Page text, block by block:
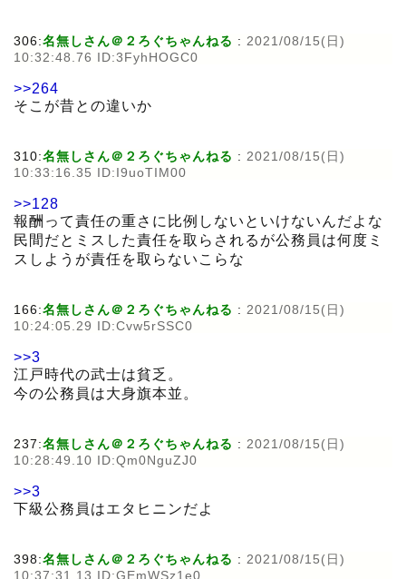
306:名無しさん＠２ろぐちゃんねる : 2021/08/15(日)
10:32:48.76 ID:3FyhHOGC0
>>264
そこが昔との違いか
310:名無しさん＠２ろぐちゃんねる : 2021/08/15(日)
10:33:16.35 ID:I9uoTIM00
>>128
報酬って責任の重さに比例しないといけないんだよな
民間だとミスした責任を取らされるが公務員は何度ミ
スしようが責任を取らないこらな
166:名無しさん＠２ろぐちゃんねる : 2021/08/15(日)
10:24:05.29 ID:Cvw5rSSC0
>>3
江戸時代の武士は貧乏。
今の公務員は大身旗本並。
237:名無しさん＠２ろぐちゃんねる : 2021/08/15(日)
10:28:49.10 ID:Qm0NguZJ0
>>3
下級公務員はエタヒニンだよ
398:名無しさん＠２ろぐちゃんねる : 2021/08/15(日)
10:37:31.13 ID:GEmWSz1e0